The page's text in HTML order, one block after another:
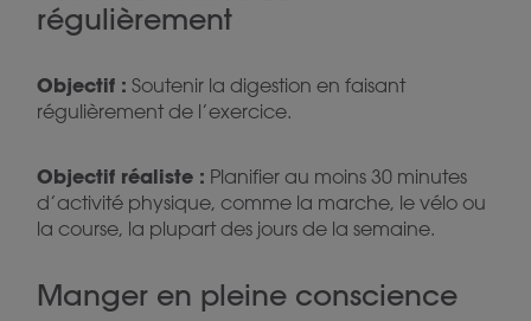
régulièrement
Objectif : Soutenir la digestion en faisant
régulièrement de l’exercice.
Objectif réaliste : Planifier au moins 30 minutes
d’activité physique, comme la marche, le vélo ou
la course, la plupart des jours de la semaine.
Manger en pleine conscience